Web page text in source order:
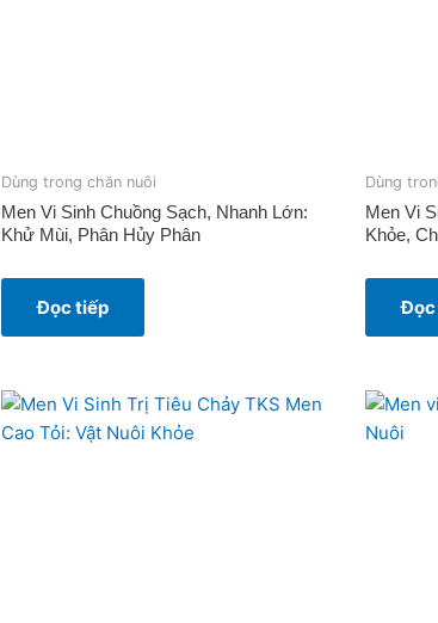
Dùng trong chăn nuôi
Men Vi Sinh Chuồng Sạch, Nhanh Lớn:
Khử Mùi, Phân Hủy Phân
Đọc tiếp
Dùng
Men Vi
Khỏe,